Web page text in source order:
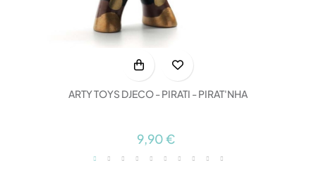
ARTY TOYS DJECO - PIRATI - PIRAT'NHA
9,90 €